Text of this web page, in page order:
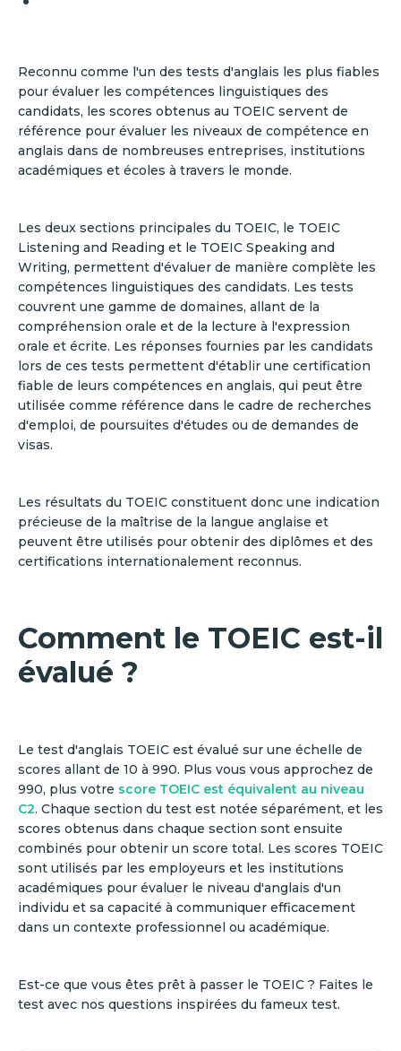
Reconnu comme l'un des tests d'anglais les plus fiables
pour évaluer les compétences linguistiques des
candidats, les scores obtenus au TOEIC servent de
référence pour évaluer les niveaux de compétence en
anglais dans de nombreuses entreprises, institutions
académiques et écoles à travers le monde.
Les deux sections principales du TOEIC, le TOEIC
Listening and Reading et le TOEIC Speaking and
Writing, permettent d'évaluer de manière complète les
compétences linguistiques des candidats. Les tests
couvrent une gamme de domaines, allant de la
compréhension orale et de la lecture à l'expression
orale et écrite. Les réponses fournies par les candidats
lors de ces tests permettent d'établir une certification
fiable de leurs compétences en anglais, qui peut être
utilisée comme référence dans le cadre de recherches
d'emploi, de poursuites d'études ou de demandes de
visas.
Les résultats du TOEIC constituent donc une indication
précieuse de la maîtrise de la langue anglaise et
peuvent être utilisés pour obtenir des diplômes et des
certifications internationalement reconnus.
Comment le TOEIC est-il
évalué ?
Le test d'anglais TOEIC est évalué sur une échelle de
scores allant de 10 à 990. Plus vous vous approchez de
990, plus votre score TOEIC est équivalent au niveau
C2. Chaque section du test est notée séparément, et les
scores obtenus dans chaque section sont ensuite
combinés pour obtenir un score total. Les scores TOEIC
sont utilisés par les employeurs et les institutions
académiques pour évaluer le niveau d'anglais d'un
individu et sa capacité à communiquer efficacement
dans un contexte professionnel ou académique.
Est-ce que vous êtes prêt à passer le TOEIC ? Faites le
test avec nos questions inspirées du fameux test.